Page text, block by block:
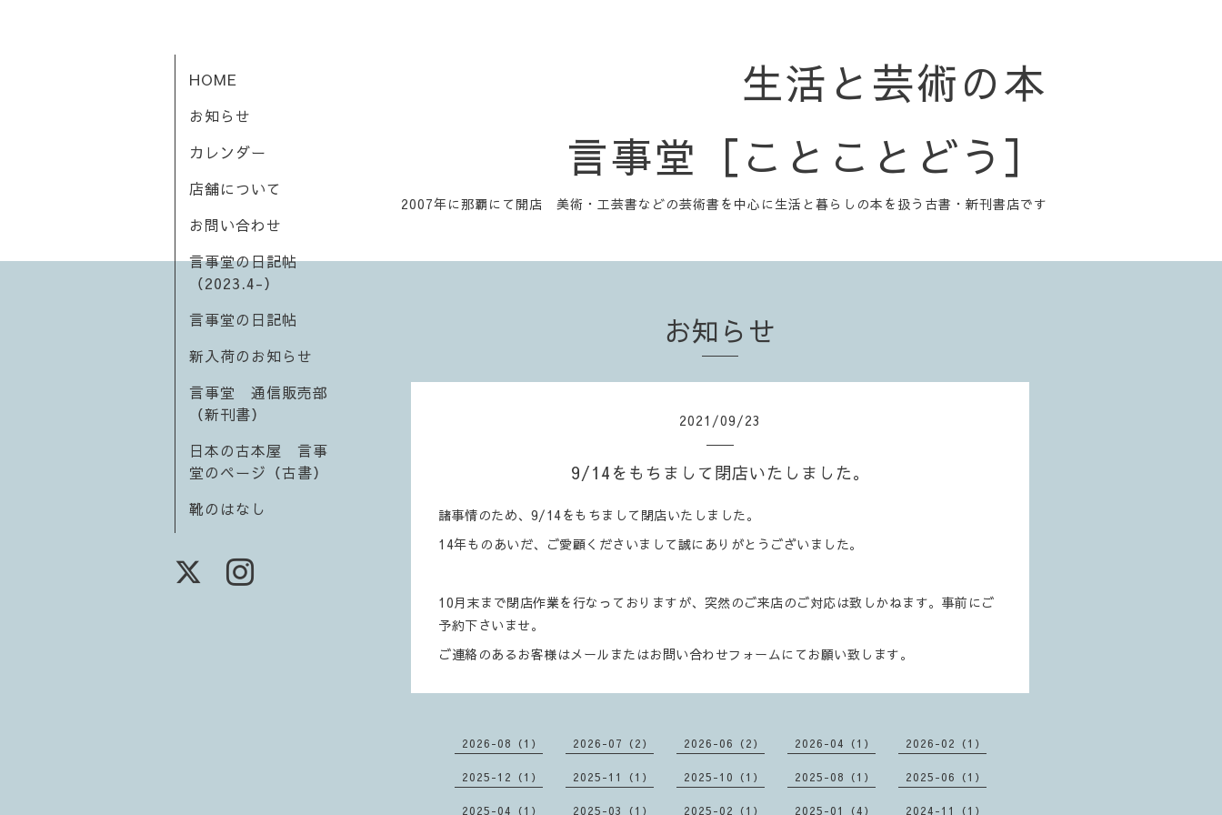
生活と芸術の本
言事堂［ことことどう］
2007年に那覇にて開店 美術・工芸書などの芸術書を中心に生活と暮らしの本を扱う古書・新刊書店です
HOME
お知らせ
カレンダー
店舗について
お問い合わせ
言事堂の日記帖
（2023.4-）
言事堂の日記帖
新入荷のお知らせ
言事堂 通信販売部
（新刊書）
日本の古本屋 言事
堂のページ（古書）
靴のはなし
お知らせ
2021 /09/23
9/14をもちまして閉店いたしました。
諸事情のため、9/14をもちまして閉店いたしました。
14年ものあいだ、ご愛顧くださいまして誠にありがとうございました。
10月末まで閉店作業を行なっておりますが、突然のご来店のご対応は致しかねます。事前にご
予約下さいませ。
ご連絡のあるお客様はメールまたはお問い合わせフォームにてお願い致します。
2026-08（1） 2026-07（2） 2026-06（2） 2026-04（1） 2026-02（1）
2025-12（1） 2025-11（1） 2025-10（1） 2025-08（1） 2025-06（1）
2025-04（1） 2025-03（1） 2025-02（1） 2025-01（4） 2024-11（1）